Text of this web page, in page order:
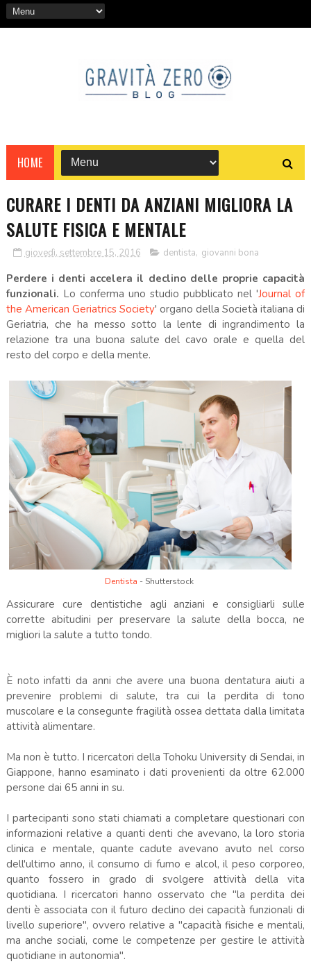
HOME
CURARE I DENTI DA ANZIANI MIGLIORA LA
SALUTE FISICA E MENTALE
giovedì, settembre 15, 2016 dentista, giovanni bona
Perdere i denti accelera il declino delle proprie capacità
funzionali. Lo conferma uno studio pubblicato nel 'Journal of
the American Geriatrics Society' organo della Società italiana di
Geriatria, che ha messo sotto la lente di ingrandimento la
relazione tra una buona salute del cavo orale e quella del
resto del corpo e della mente.
Dentista - Shutterstock
Assicurare cure dentistiche agli anziani e consigliarli sulle
corrette abitudini per preservare la salute della bocca, ne
migliori la salute a tutto tondo.
È noto infatti da anni che avere una buona dentatura aiuti a
prevenire problemi di salute, tra cui la perdita di tono
muscolare e la consegunte fragilità ossea dettata dalla limitata
attività alimentare.
Ma non è tutto. I ricercatori della Tohoku University di Sendai, in
Giappone, hanno esaminato i dati provenienti da oltre 62.000
persone dai 65 anni in su.
I partecipanti sono stati chiamati a completare questionari con
informazioni relative a quanti denti che avevano, la loro storia
clinica e mentale, quante cadute avevano avuto nel corso
dell'ultimo anno, il consumo di fumo e alcol, il peso corporeo,
quanto fossero in grado di svolgere attività della vita
quotidiana. I ricercatori hanno osservato che "la perdita dei
denti è associata con il futuro declino dei capacità funzionali di
livello superiore", ovvero relative a "capacità fisiche e mentali,
ma anche sociali, come le competenze per gestire le attività
quotidiane in autonomia".